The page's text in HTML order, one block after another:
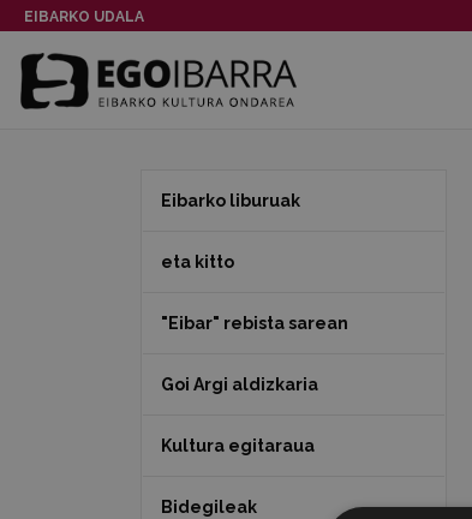
EIBARKO UDALA
Eibarko liburuak
eta kitto
"Eibar" rebista sarean
Goi Argi aldizkaria
Kultura egitaraua
Bidegileak